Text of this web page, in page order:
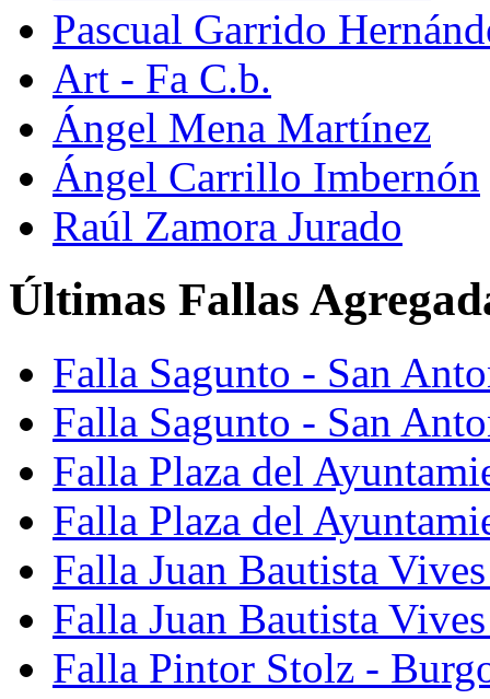
Pascual Garrido
Art - Fa C.b.
Ángel Mena Martínez
Ángel Carrillo Imbernón
Raúl Zamora Jurado
Últimas Fallas
Falla Sagunto - San
Falla Sagunto - San
Falla Plaza del
Falla Plaza del
Falla Juan Bautista
Falla Juan Bautista
Falla Pintor Stolz -